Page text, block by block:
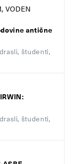
VODEN
antične
študenti,
študenti,